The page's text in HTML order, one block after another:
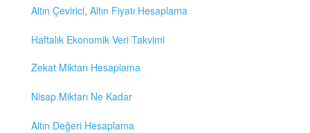
Altın Çevirici, Altın Fiyatı Hesaplama
Haftalık Ekonomik Veri Takvimi
Zekat Miktarı Hesaplama
Nisap Miktarı Ne Kadar
Altın Değeri Hesaplama